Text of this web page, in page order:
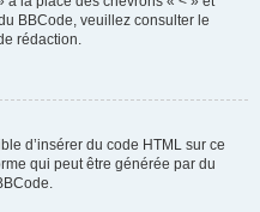
BBCode, veuillez consulter le
rédaction.
d’insérer du code HTML sur ce
qui peut être générée par du